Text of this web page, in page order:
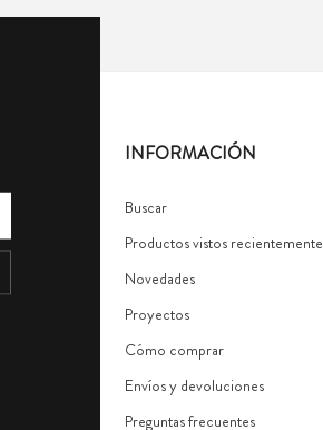
INFORMACIÓN
Buscar
Productos vistos recientemente
Novedades
Proyectos
Cómo comprar
Envíos y devoluciones
Preguntas frecuentes